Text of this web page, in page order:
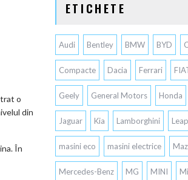
o
din
În
ETICHETE
Audi Bentley BMW BYD
Compacte Dacia Ferrari
Geely General Motors Honda
Jaguar Kia Lamborghini
masini eco masini electrice
Mercedes-Benz MG MINI